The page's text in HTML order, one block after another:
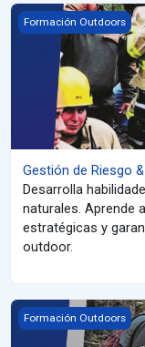
Gestión de Riesgo
Formación Outdoors
Gestión de Riesgo
Desarrolla
naturales. Aprende
estratégicas y
outdoor.
Interpretación
Formación Outdoors